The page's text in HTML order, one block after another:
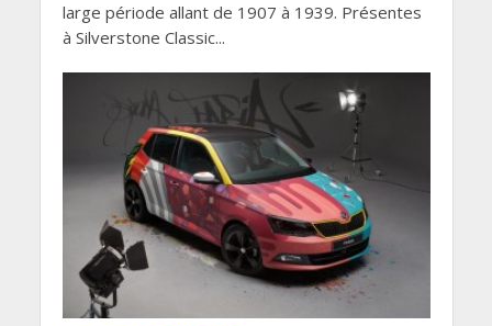
large période allant de 1907 à 1939. Présentes
à Silverstone Classic...